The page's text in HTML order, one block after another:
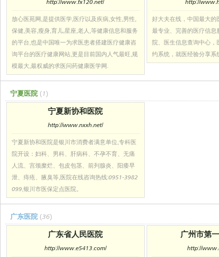
http://www.fx120.net/
放心医苑网,是提供医学,医疗以及疾病,女性,男性,
保健,美容,瘦身,育儿,星座,老人,等健康信息和服务
的平台,也是中国唯一为求医患者搭建医疗健康咨
询平台的医疗健康网站,更是目前国内人气最旺,规
模最大,最权威的求医问药健康医学网.
http://
好大夫在线，中国最大的
最专业、完善的医疗信息
院、医生信息查询中心，
约系统，就医经验分享系
宁夏医院 (1)
宁夏新协和医院
http://www.nxxh.net/
宁夏新协和医院是银川市消费者满意单位,专科医
院开设：妇科、男科、肝病科、不孕不育、无痛
人流、宫颈糜烂、包皮包茎、前列腺炎、阳痿早
泄、痔疮、腋臭等,医院在线咨询热线:0951-3982
099,银川市医保定点医院。
广东医院 (36)
广东省人民医院
http://www.e5413.com/
广州市第
http://